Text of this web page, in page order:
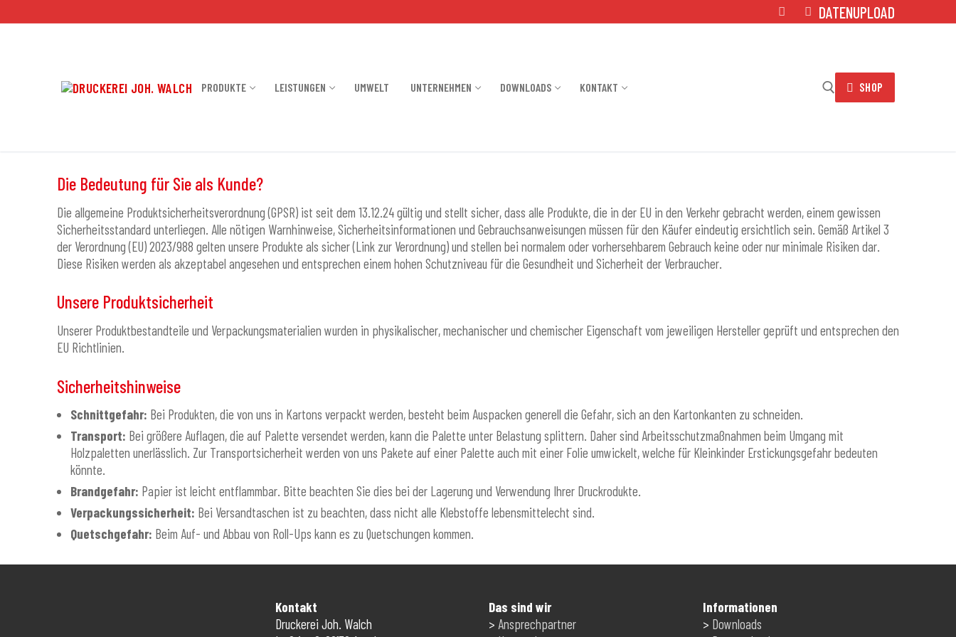
Inhalt
DATENUPLOAD
PRODUKTE LEISTUNGEN UMWELT UNTERNEHMEN DOWNLOADS KONTAKT SHOP
Die Bedeutung für Sie als Kunde?
Die allgemeine Produktsicherheitsverordnung (GPSR) ist seit dem 13.12.24 gültig und stellt sicher, dass alle Produkte, die in der EU in den Verkehr gebracht werden, einem gewissen
Sicherheitsstandard unterliegen. Alle nötigen Warnhinweise, Sicherheitsinformationen und Gebrauchsanweisungen müssen für den Käufer eindeutig ersichtlich sein. Gemäß Artikel 3
der Verordnung (EU) 2023/988 gelten unsere Produkte als sicher (Link zur Verordnung) und stellen bei normalem oder vorhersehbarem Gebrauch keine oder nur minimale Risiken dar.
Diese Risiken werden als akzeptabel angesehen und entsprechen einem hohen Schutzniveau für die Gesundheit und Sicherheit der Verbraucher.
Unsere Produktsicherheit
Unserer Produktbestandteile und Verpackungsmaterialien wurden in physikalischer, mechanischer und chemischer Eigenschaft vom jeweiligen Hersteller geprüft und entsprechen den
EU Richtlinien.
Sicherheitshinweise
Schnittgefahr: Bei Produkten, die von uns in Kartons verpackt werden, besteht beim Auspacken generell die Gefahr, sich an den Kartonkanten zu schneiden.
Transport: Bei größere Auflagen, die auf Palette versendet werden, kann die Palette unter Belastung splittern. Daher sind Arbeitsschutzmaßnahmen beim Umgang mit
Holzpaletten unerlässlich. Zur Transportsicherheit werden von uns Pakete auf einer Palette auch mit einer Folie umwickelt, welche für Kleinkinder Erstickungsgefahr bedeuten
könnte.
Brandgefahr: Papier ist leicht entflammbar. Bitte beachten Sie dies bei der Lagerung und Verwendung Ihrer Druckrodukte.
Verpackungssicherheit: Bei Versandtaschen ist zu beachten, dass nicht alle Klebstoffe lebensmittelecht sind.
Quetschgefahr: Beim Auf- und Abbau von Roll-Ups kann es zu Quetschungen kommen.
Kontakt
Druckerei Joh. Walch
Das sind wir
> Ansprechpartner
Informationen
> Downloads